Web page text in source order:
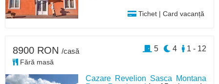
Tichet | Card vacanță
Cazare Revelion Sasca Montana
8900 RON /casă
Fără masă
1 - 12
4
5